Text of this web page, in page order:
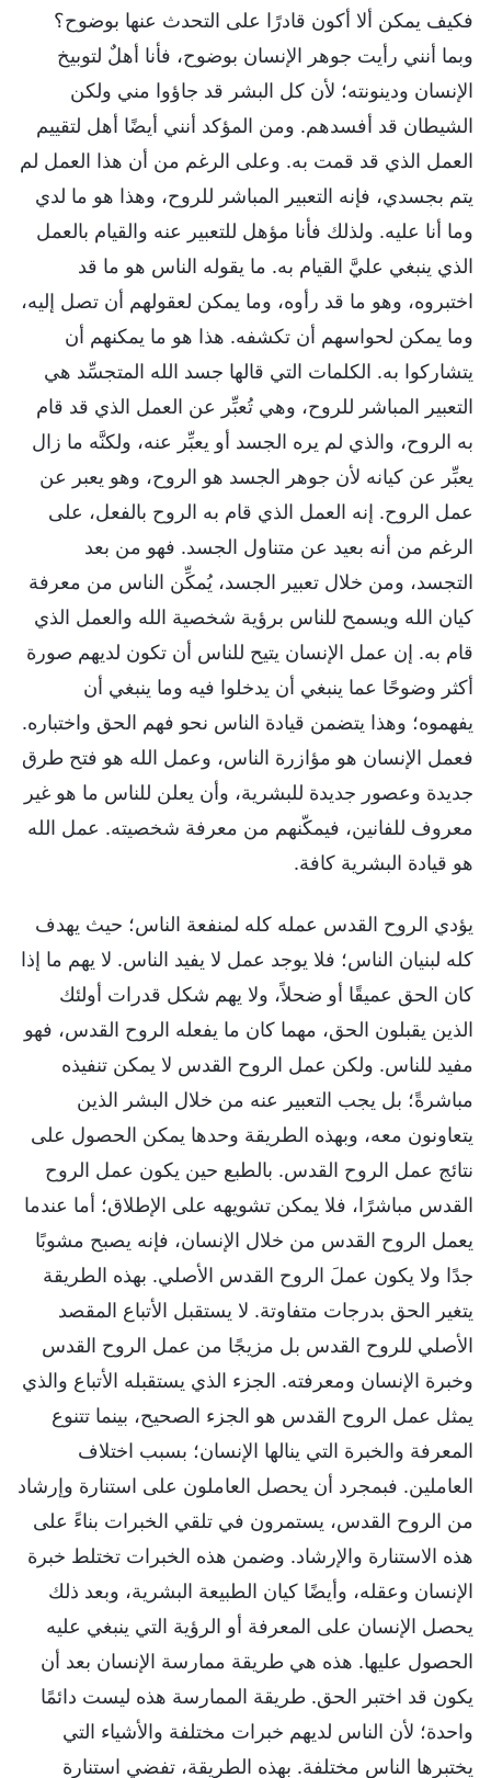
فكيف يمكن ألا أكون قادرًا على التحدث عنها بوضوح؟
وبما أنني رأيت جوهر الإنسان بوضوح، فأنا أهلٌ لتوبيخ
الإنسان ودينونته؛ لأن كل البشر قد جاؤوا مني ولكن
الشيطان قد أفسدهم. ومن المؤكد أنني أيضًا أهل لتقييم
العمل الذي قد قمت به. وعلى الرغم من أن هذا العمل لم
يتم بجسدي، فإنه التعبير المباشر للروح، وهذا هو ما لدي
وما أنا عليه. ولذلك فأنا مؤهل للتعبير عنه والقيام بالعمل
الذي ينبغي عليَّ القيام به. ما يقوله الناس هو ما قد
اختبروه، وهو ما قد رأوه، وما يمكن لعقولهم أن تصل إليه،
وما يمكن لحواسهم أن تكشفه. هذا هو ما يمكنهم أن
يتشاركوا به. الكلمات التي قالها جسد الله المتجسِّد هي
التعبير المباشر للروح، وهي تُعبِّر عن العمل الذي قد قام
به الروح، والذي لم يره الجسد أو يعبِّر عنه، ولكنَّه ما زال
يعبِّر عن كيانه لأن جوهر الجسد هو الروح، وهو يعبر عن
عمل الروح. إنه العمل الذي قام به الروح بالفعل، على
الرغم من أنه بعيد عن متناول الجسد. فهو من بعد
التجسد، ومن خلال تعبير الجسد، يُمكِّن الناس من معرفة
كيان الله ويسمح للناس برؤية شخصية الله والعمل الذي
قام به. إن عمل الإنسان يتيح للناس أن تكون لديهم صورة
أكثر وضوحًا عما ينبغي أن يدخلوا فيه وما ينبغي أن
يفهموه؛ وهذا يتضمن قيادة الناس نحو فهم الحق واختباره.
فعمل الإنسان هو مؤازرة الناس، وعمل الله هو فتح طرق
جديدة وعصور جديدة للبشرية، وأن يعلن للناس ما هو غير
معروف للفانين، فيمكّنهم من معرفة شخصيته. عمل الله
هو قيادة البشرية كافة.
يؤدي الروح القدس عمله كله لمنفعة الناس؛ حيث يهدف
كله لبنيان الناس؛ فلا يوجد عمل لا يفيد الناس. لا يهم ما إذا
كان الحق عميقًا أو ضحلاً، ولا يهم شكل قدرات أولئك
الذين يقبلون الحق، مهما كان ما يفعله الروح القدس، فهو
مفيد للناس. ولكن عمل الروح القدس لا يمكن تنفيذه
مباشرةً؛ بل يجب التعبير عنه من خلال البشر الذين
يتعاونون معه، وبهذه الطريقة وحدها يمكن الحصول على
نتائج عمل الروح القدس. بالطبع حين يكون عمل الروح
القدس مباشرًا، فلا يمكن تشويهه على الإطلاق؛ أما عندما
يعمل الروح القدس من خلال الإنسان، فإنه يصبح مشوبًا
جدًا ولا يكون عملَ الروح القدس الأصلي. بهذه الطريقة
يتغير الحق بدرجات متفاوتة. لا يستقبل الأتباع المقصد
الأصلي للروح القدس بل مزيجًا من عمل الروح القدس
وخبرة الإنسان ومعرفته. الجزء الذي يستقبله الأتباع والذي
يمثل عمل الروح القدس هو الجزء الصحيح، بينما تتنوع
المعرفة والخبرة التي ينالها الإنسان؛ بسبب اختلاف
العاملين. فبمجرد أن يحصل العاملون على استنارة وإرشاد
من الروح القدس، يستمرون في تلقي الخبرات بناءً على
هذه الاستنارة والإرشاد. وضمن هذه الخبرات تختلط خبرة
الإنسان وعقله، وأيضًا كيان الطبيعة البشرية، وبعد ذلك
يحصل الإنسان على المعرفة أو الرؤية التي ينبغي عليه
الحصول عليها. هذه هي طريقة ممارسة الإنسان بعد أن
يكون قد اختبر الحق. طريقة الممارسة هذه ليست دائمًا
واحدة؛ لأن الناس لديهم خبرات مختلفة والأشياء التي
يختبرها الناس مختلفة. بهذه الطريقة، تفضي استنارة